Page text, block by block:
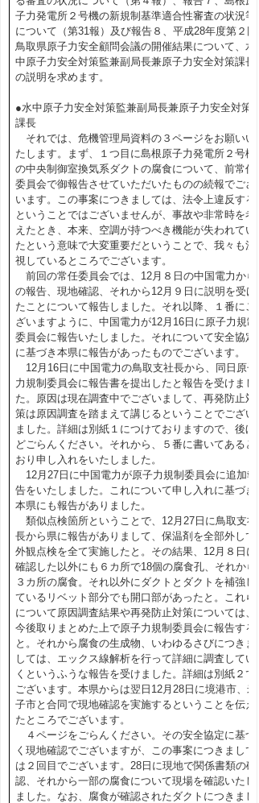
子力発電所２号機の新規制基準適合性審査の状況等
について（第31報）及び報告８、平成28年度第２回
鳥取県原子力安全顧問会議の開催結果について、水
中原子力安全対策監兼副局長兼原子力安全対策課長
の説明を求めます。
●水中原子力安全対策監兼副局長兼原子力安全対策
課長
それでは、危機管理局資料の３ページをお願いい
たします。まず、１つ目に島根原子力発電所２号機
の中央制御室換気系ダクトの腐食について、前常任
委員会で御報告させていただいたものの続報でござ
います。この事案につきましては、法令上違反する
ということではございませんが、事故や非常時を考
えたとき、本来、空調が持つべき機能が失われてい
たという意味で大変重要だということで、我々も注
視しているところでございます。
前回の常任委員会では、12月８日の中国電力から
の報告、現地確認、それから12月９日に説明を受け
たことについて報告しました。それ以降、１番にご
ざいますように、中国電力が12月16日に原子力規制
委員会に報告いたしました。それについて安全協定
に基づき本県に報告があったものでございます。
12月16日に中国電力の鳥取支社長から、同日原子
力規制委員会に報告書を提出したと報告を受けまし
た。原因は現在調査中でございまして、再発防止対
策は原因調査を踏まえて講じるということでござい
ました。詳細は別紙１につけておりますので、後ほ
どごらんください。それから、５番に書いてあると
おり申し入れをいたしました。
12月27日に中国電力が原子力規制委員会に追加報
告をいたしました。これについて申し入れに基づき
本県にも報告がありました。
類似点検箇所ということで、12月27日に鳥取支社
長から県に報告がありまして、保温剤を全部外して
外観点検を全て実施したと。その結果、12月８日に
確認した以外にも６カ所で18個の腐食孔、それから
３カ所の腐食。それ以外にダクトとダクトを補強し
ているリベット部分でも開口部があったと。これら
について原因調査結果や再発防止対策については、
今後取りまとめた上で原子力規制委員会に報告する
と。それから腐食の生成物、いわゆるさびにつきま
しては、エックス線解析を行って詳細に調査してい
くというふうな報告を受けました。詳細は別紙２で
ございます。本県からは翌日12月28日に境港市、米
子市と合同で現地確認を実施するということを伝え
たところでございます。
４ページをごらんください。その安全協定に基づ
く現地確認でございますが、この事案につきまして
は２回目でございます。28日に現地で関係書類の確
認、それから一部の腐食について現場を確認いたし
ました。なお、腐食が確認されたダクトにつきまし